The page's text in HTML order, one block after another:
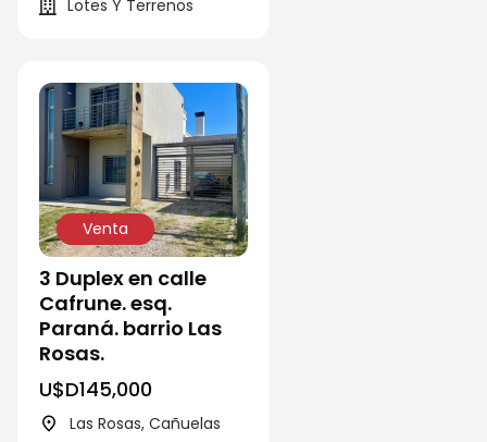
Lotes Y Terrenos
Venta
3 Duplex en calle
Cafrune. esq.
Paraná. barrio Las
Rosas.
U$D145,000
Las Rosas, Cañuelas